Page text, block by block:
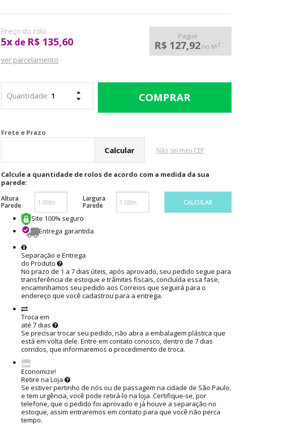
5xde R$ 135,60 Pague
R$ 127,92 no M2
ver parcelamento
Não sei meu CEP
Calcule a quantidade de rolos de acordo com a medida da sua
parede:
Altura
Parede
Largura
Parede
CALCULAR
Site 100% seguro
Entrega garantida
Separação e Entrega
do Produto
No prazo de 1 a 7 dias úteis, após aprovado, seu pedido segue para
transferência de estoque e trâmites fiscais, concluída essa fase,
encaminhamos seu pedido aos Correios que seguirá para o
endereço que você cadastrou para a entrega.
Troca em
até 7 dias
Se precisar trocar seu pedido, não abra a embalagem plástica que
está em volta dele. Entre em contato conosco, dentro de 7 dias
corridos, que informaremos o procedimento de troca.
Economize!
Retire na Loja
Se estiver pertinho de nós ou de passagem na cidade de São Paulo,
e tem urgência, você pode retirá-lo na loja. Certifique-se, por
telefone, que o pedido foi aprovado e já houve a separação no
estoque, assim entraremos em contato para que você não perca
tempo.